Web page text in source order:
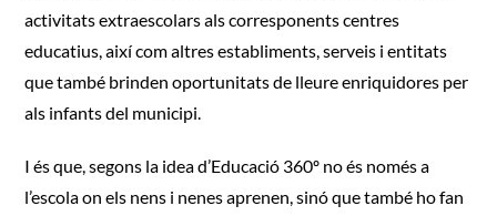
activitats extraescolars als corresponents centres
educatius, així com altres establiments, serveis i entitats
que també brinden oportunitats de lleure enriquidores per
als infants del municipi.
I és que, segons la idea d’Educació 360º no és només a
l’escola on els nens i nenes aprenen, sinó que també ho fan